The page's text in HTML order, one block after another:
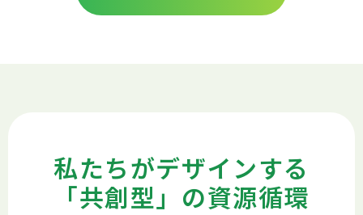
私たちがデザインする
「共創型」の資源循環